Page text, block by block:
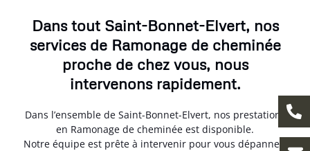
Dans tout Saint-Bonnet-Elvert, nos
services de Ramonage de cheminée
proche de chez vous, nous
intervenons rapidement.
Dans l’ensemble de Saint-Bonnet-Elvert, nos prestations
en Ramonage de cheminée est disponible.
Notre équipe est prête à intervenir pour vous dépanner,